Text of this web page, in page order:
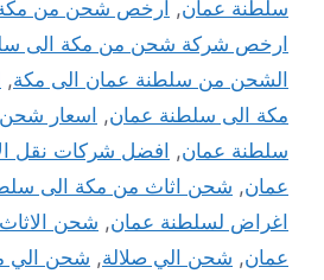
سلطنة عمان, ارخص شحن من
ارخص شركة شحن من مكة الى
الشحن من سلطنة عمان الى مكة,
مكة الى سلطنة عمان, اسعار
سلطنة عمان, افضل شركات نقل
عمان, شحن اثاث من مكة الى
اغراض لسلطنة عمان, شحن
عمان, شحن الي صلالة, شحن الي